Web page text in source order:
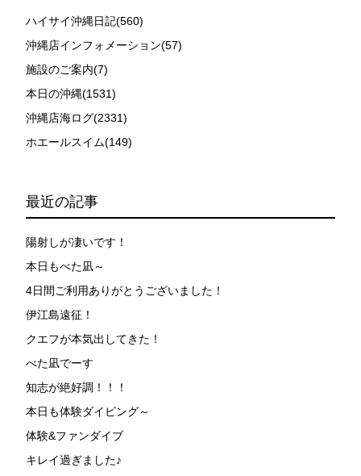
ハイサイ沖縄日記(560)
沖縄店インフォメーション(57)
施設のご案内(7)
本日の沖縄(1531)
沖縄店海ログ(2331)
ホエールスイム(149)
最近の記事
陽射しが凄いです！
本日もべた凪～
4日間ご利用ありがとうございました！
伊江島遠征！
クエフが本気出してきた！
べた凪でーす
知志が絶好調！！！
本日も体験ダイビング～
体験&ファンダイブ
キレイ過ぎました♪